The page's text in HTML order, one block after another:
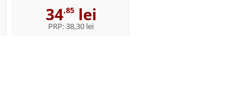
34,85lei
PRP:38,30 lei